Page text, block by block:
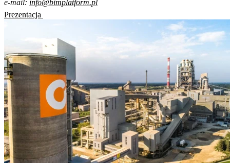
e-mail: info@bimplatform.pl
Prezentacja